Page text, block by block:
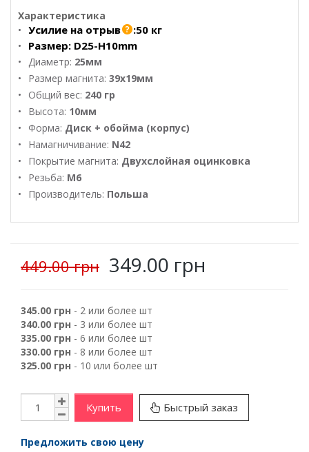
Характеристика
Усилие на отрыв :50 кг
Размер: D25-H10mm
Диаметр: 25мм
Размер магнита: 39х19мм
Общий вес: 240 гр
Высота: 10мм
Форма: Диск + обойма (корпус)
Намагничивание: N42
Покрытие магнита: Двухслойная оцинковка
Резьба: М6
Производитель: Польша
449.00 грн 349.00 грн
345.00 грн - 2 или более шт
340.00 грн - 3 или более шт
335.00 грн - 6 или более шт
330.00 грн - 8 или более шт
325.00 грн - 10 или более шт
Купить Быстрый заказ
Предложить свою цену